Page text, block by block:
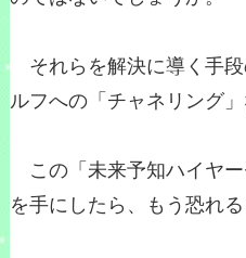
それらを解決に導く手段
ルフへの「チャネリング」
この「未来予知ハイヤ
を手にしたら、もう恐れ